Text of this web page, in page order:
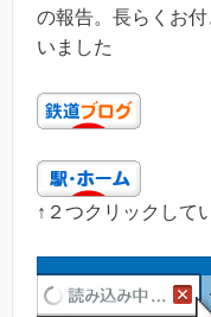
の報告。長らくお
いました
↑２つクリックして